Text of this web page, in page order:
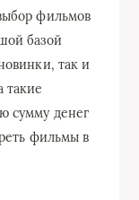
фильмов
базой
так и
такие
сумму денег
фильмы в